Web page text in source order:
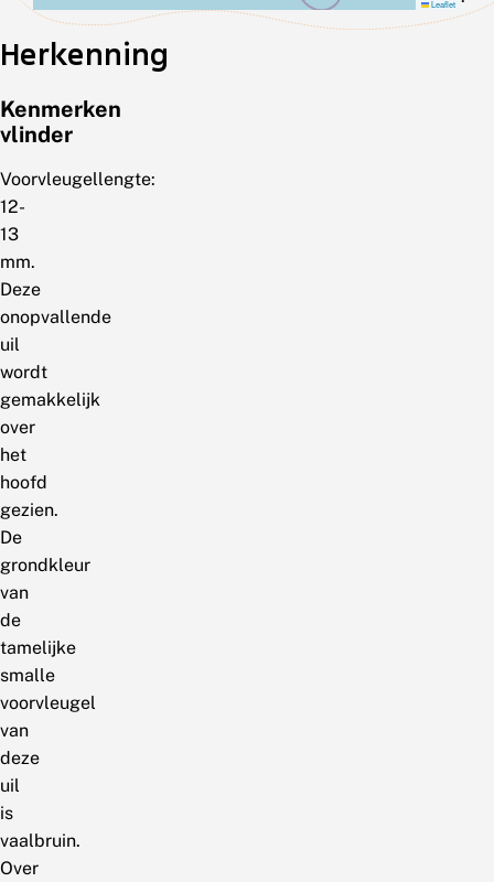
Leaflet
Herkenning
Kenmerken
vlinder
Voorvleugellengte:
12-
13
mm.
Deze
onopvallende
uil
wordt
gemakkelijk
over
het
hoofd
gezien.
De
grondkleur
van
de
tamelijke
smalle
voorvleugel
van
deze
uil
is
vaalbruin.
Over